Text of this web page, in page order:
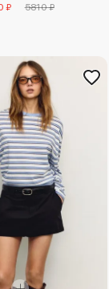
₽
5810 ₽